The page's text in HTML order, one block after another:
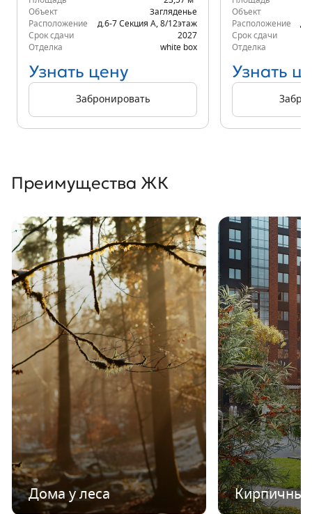
Объект
Загляденье
Расположение
д.6-7 Секция А 8/12этаж
Срок сдачи
2027
Отделка
white box
Узнать цену
Забронировать
Объект
Расположение
Срок сдачи
Отделка
Узнать
Преимущества ЖК
Дома у леса